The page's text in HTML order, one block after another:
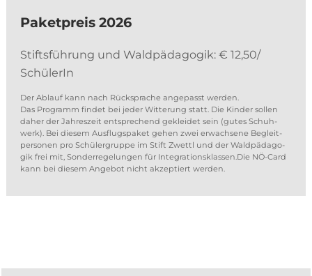
Pa­ket­preis 2026
Stifts­füh­rung und Wald­päd­ago­gik: € 12,50/
SchülerIn
Der Ab­lauf kann nach Rück­spra­che an­ge­passt wer­den.
Das Pro­gramm fin­det bei je­der Wit­te­rung statt. Die Kin­der sol­len
da­her der Jah­res­zeit ent­spre­chend ge­klei­det sein (gu­tes Schuh­
werk). Bei die­sem Aus­flugs­pa­ket ge­hen zwei er­wach­se­ne Be­gleit­
per­so­nen pro Schü­ler­grup­pe im Stift Zwettl und der Wald­päd­ago­
gik frei mit, Son­der­re­ge­lun­gen für Integrationsklassen.Die NÖ-Card
kann bei die­sem An­ge­bot nicht ak­zep­tiert werden.